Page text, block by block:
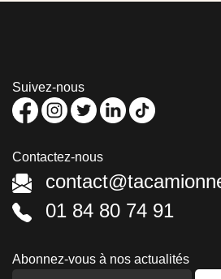
Suivez-nous
Contactez-nous
01 84 80 74 91
Abonnez-vous à nos actualités